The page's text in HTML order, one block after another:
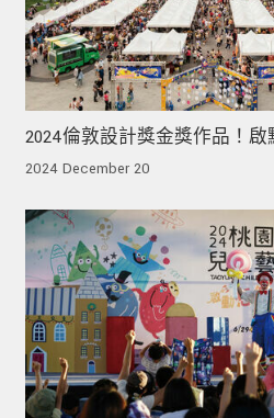
2024倫敦設計獎金獎作品！啟
啤酒為主題的文化饗宴
2024 December 20